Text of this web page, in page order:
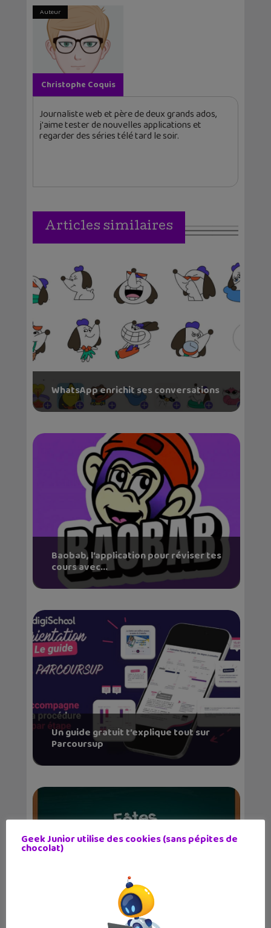
Auteur
Christophe Coquis
Journaliste web et père de deux grands ados,
j'aime tester de nouvelles applications et
regarder des séries télé tard le soir.
Articles similaires
WhatsApp enrichit ses conversations
Baobab, l’application pour réviser tes
cours avec...
Un guide gratuit t’explique tout sur
Parcoursup
mobiles pour amélior...
Geek Junior utilise des cookies (sans pépites de
chocolat)